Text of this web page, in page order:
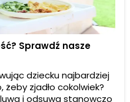
Sprawdź nasze
dziecku najbardziej
żeby zjadło cokolwiek?
i odsuwa stanowczo